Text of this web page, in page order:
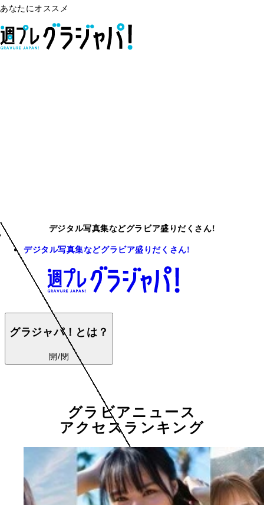
石川澪
あなたにオススメ
デジタル写真集などグラビア盛りだくさん!
デジタル写真集などグラビア盛りだくさん!
グラジャパ！とは？
開/閉
グラビアニュース
アクセスランキング